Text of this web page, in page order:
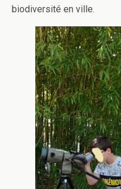
biodiversité en ville.